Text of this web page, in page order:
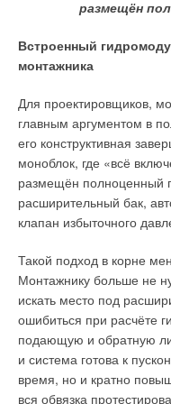
размещён
Встроенный
монтажника
Для проектировщиков,
главным аргументом в
его конструктивная
моноблок, где «всё
размещён полноценный
расширительный бак,
клапан избыточного
Такой подход в корне
Монтажнику больше не
искать место под
ошибиться при расчёте
подающую и обратную
и система готова к
время, но и кратно
вся обвязка
Добавить
Ваш E-mail *
Текст комментария
внешней температуре.
Серия поддерживает
при температуре
межсезонье в качестве
Дополнительным
режимов работы от
адаптировать
напряжение сети, что
домов, загородных
электроснабжением.